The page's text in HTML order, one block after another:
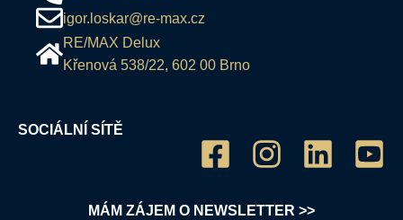
igor.loskar@re-max.cz
RE/MAX Delux
Křenová 538/22, 602 00 Brno
SOCIÁLNÍ SÍTĚ
MÁM ZÁJEM O NEWSLETTER >>